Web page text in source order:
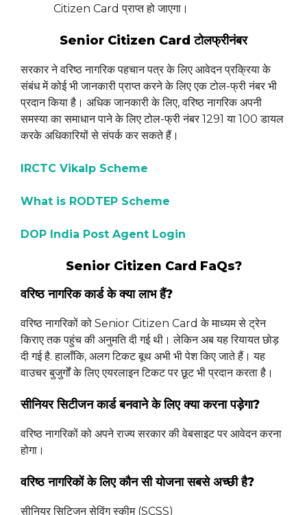
Citizen Card प्राप्त हो जाएगा।
Senior Citizen Card टोलफ्रीनंबर
सरकार ने वरिष्ठ नागरिक पहचान पत्र के लिए आवेदन प्रक्रिया के
संबंध में कोई भी जानकारी प्राप्त करने के लिए एक टोल-फ्री नंबर भी
प्रदान किया है। अधिक जानकारी के लिए, वरिष्ठ नागरिक अपनी
समस्या का समाधान पाने के लिए टोल-फ्री नंबर 1291 या 100 डायल
करके अधिकारियों से संपर्क कर सकते हैं।
IRCTC Vikalp Scheme
What is RODTEP Scheme
DOP India Post Agent Login
Senior Citizen Card FaQs?
वरिष्ठ नागरिक कार्ड के क्या लाभ हैं?
वरिष्ठ नागरिकों को Senior Citizen Card के माध्यम से ट्रेन
किराए तक पहुंच की अनुमति दी गई थी। लेकिन अब यह रियायत छोड़
दी गई है. हालाँकि, अलग टिकट बूथ अभी भी पेश किए जाते हैं। यह
वाउचर बुजुर्गों के लिए एयरलाइन टिकट पर छूट भी प्रदान करता है।
सीनियर सिटीजन कार्ड बनवाने के लिए क्या करना पड़ेगा?
वरिष्ठ नागरिकों को अपने राज्य सरकार की वेबसाइट पर आवेदन करना
होगा।
वरिष्ठ नागरिकों के लिए कौन सी योजना सबसे अच्छी है?
सीनियर सिटिज़न सेविंग स्कीम (SCSS)